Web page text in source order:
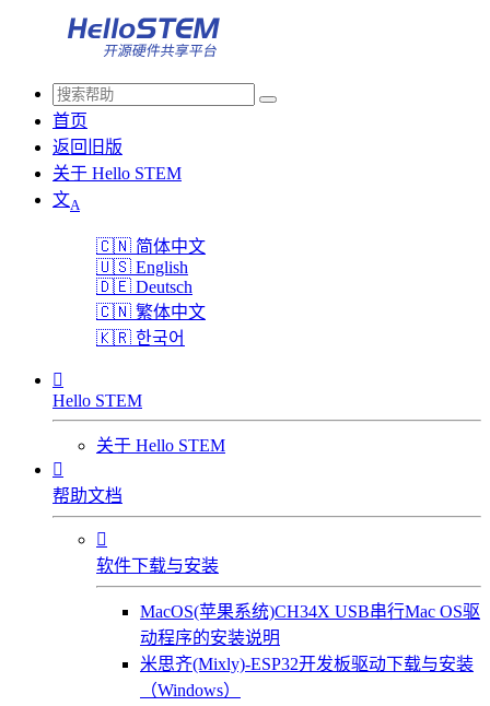
首页
返回旧版
关于 Hello STEM
文A
🇨🇳 简体中文
🇺🇸 English
🇩🇪 Deutsch
🇨🇳 繁体中文
🇰🇷 한국어

Hello STEM
关于 Hello STEM

帮助文档

软件下载与安装
MacOS(苹果系统)CH34X USB串行Mac OS驱
动程序的安装说明
米思齐(Mixly)-ESP32开发板驱动下载与安装
（Windows）